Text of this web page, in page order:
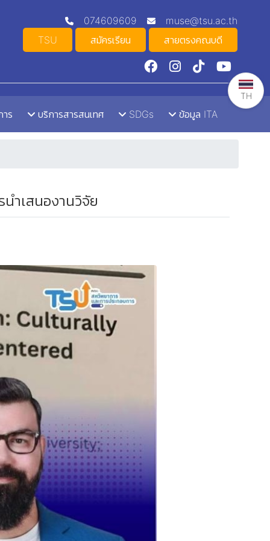
074609609
muse@tsu.ac.th
TSU
สมัครเรียน สายตรงคณบดี
าร บริการสารสนเทศ SDGs ข้อมูล ITA
ำเสนองานวิจัย
TH